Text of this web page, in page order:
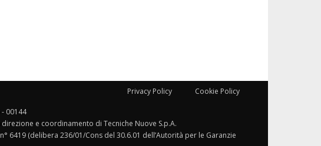
Privacy Policy Cookie Policy
00144
e coordinamento di Tecniche Nuove S.p.A.
6419 (delibera 236/01/Cons del 30.6.01 dell’Autorità per le Garanzie